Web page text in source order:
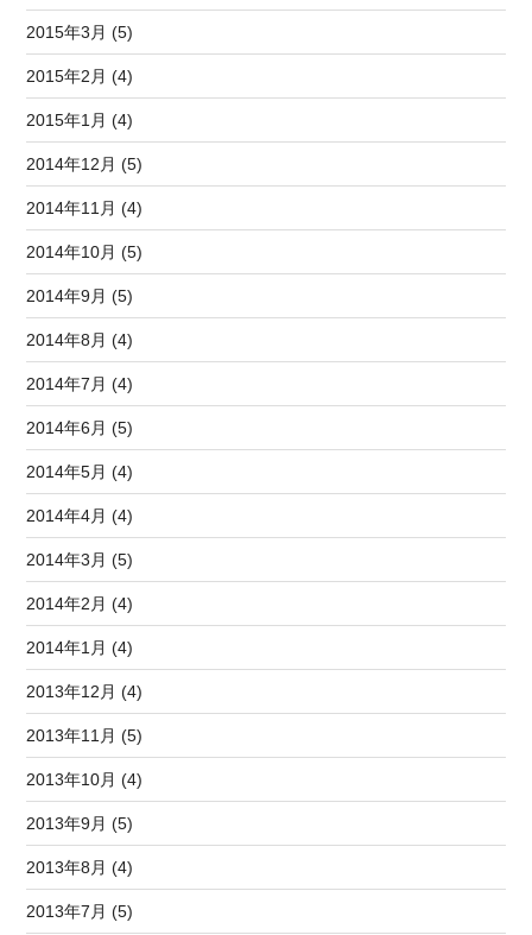
2015年3月 (5)
2015年2月 (4)
2015年1月 (4)
2014年12月 (5)
2014年11月 (4)
2014年10月 (5)
2014年9月 (5)
2014年8月 (4)
2014年7月 (4)
2014年6月 (5)
2014年5月 (4)
2014年4月 (4)
2014年3月 (5)
2014年2月 (4)
2014年1月 (4)
2013年12月 (4)
2013年11月 (5)
2013年10月 (4)
2013年9月 (5)
2013年8月 (4)
2013年7月 (5)